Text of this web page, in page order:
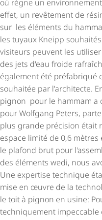
où règne un
effet, un revêtement de
sur les éléments du
les tuyaux Kneipp
visiteurs peuvent les
des jets d'eau froide
également été préfabriqué
souhaitée par l'architecte.
pignon pour le hammam a
pour Wolfgang Peters,
plus grande précision était
espace limité de 0,6
le plafond brut pour
des éléments wedi, nous
Une expertise technique
mise en œuvre de la
le toit à pignon en usine:
techniquement impeccable